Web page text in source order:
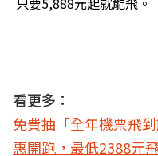
看更多：
免費抽「全年機票飛
惠開跑，最低2388元